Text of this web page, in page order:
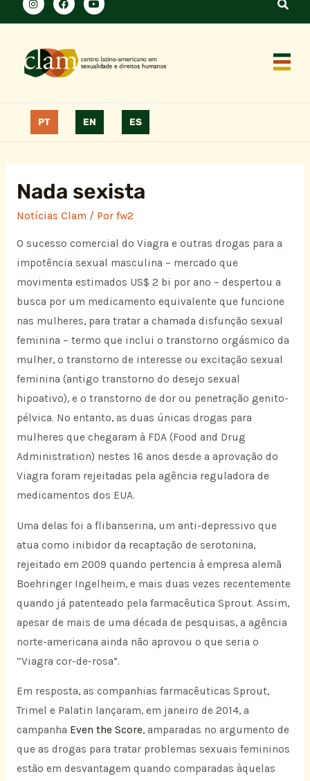
PT EN ES
Nada sexista
Notícias Clam/ Por fw2
O sucesso comercial do Viagra e outras drogas para a
impotência sexual masculina – mercado que
movimenta estimados US$ 2 bi por ano – despertou a
busca por um medicamento equivalente que funcione
nas mulheres, para tratar a chamada disfunção sexual
feminina – termo que inclui o transtorno orgásmico da
mulher, o transtorno de interesse ou excitação sexual
feminina (antigo transtorno do desejo sexual
hipoativo), e o transtorno de dor ou penetração genito-
pélvica. No entanto, as duas únicas drogas para
mulheres que chegaram à FDA (Food and Drug
Administration) nestes 16 anos desde a aprovação do
Viagra foram rejeitadas pela agência reguladora de
medicamentos dos EUA.
Uma delas foi a flibanserina, um anti-depressivo que
atua como inibidor da recaptação de serotonina,
rejeitado em 2009 quando pertencia à empresa alemã
Boehringer Ingelheim, e mais duas vezes recentemente
quando já patenteado pela farmacêutica Sprout. Assim,
apesar de mais de uma década de pesquisas, a agência
norte-americana ainda não aprovou o que seria o
“Viagra cor-de-rosa”.
Em resposta, as companhias farmacêuticas Sprout,
Trimel e Palatin lançaram, em janeiro de 2014, a
campanha Even the Score, amparadas no argumento de
que as drogas para tratar problemas sexuais femininos
estão em desvantagem quando comparadas àquelas